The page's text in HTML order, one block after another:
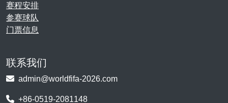
赛程安排
参赛球队
门票信息
联系我们
admin@worldfifa-2026.com
+86-0519-2081148